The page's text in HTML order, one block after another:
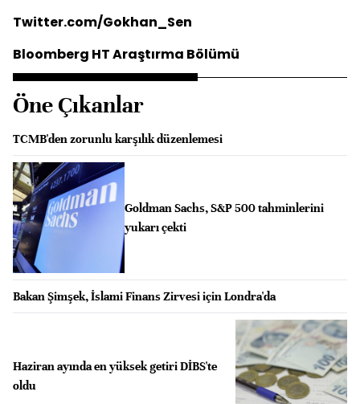
Twitter.com/Gokhan_Sen
Bloomberg HT Araştırma Bölümü
Öne Çıkanlar
TCMB'den zorunlu karşılık düzenlemesi
Goldman Sachs, S&P 500 tahminlerini
yukarı çekti
Bakan Şimşek, İslami Finans Zirvesi için Londra'da
Haziran ayında en yüksek getiri DİBS'te
oldu